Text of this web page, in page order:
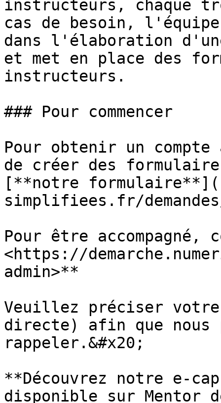
instructeurs, chaque
cas de besoin, l'équipe
dans l'élaboration
et met en place des
instructeurs.
### Pour commencer
Pour obtenir un
de créer des
[**notre
simplifiees.fr/
Pour être
<https://
admin>**
Veuillez préciser votre
directe) afin que nous
rappeler.&#x20;
**Découvrez notre e-
disponible sur